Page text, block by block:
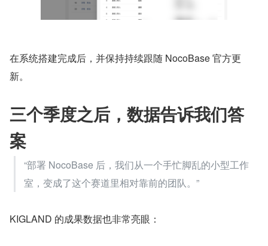
在系统搭建完成后，并保持持续跟随 NocoBase 官方更
新。
三个季度之后，数据告诉我们答
案
“部署 NocoBase 后，我们从一个手忙脚乱的小型工作
室，变成了这个赛道里相对靠前的团队。”
KIGLAND 的成果数据也非常亮眼：